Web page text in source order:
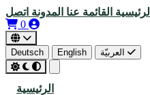
الرئيسية القائمة عنا المدونة اتصل
0
Deutsch English
الرئيسية